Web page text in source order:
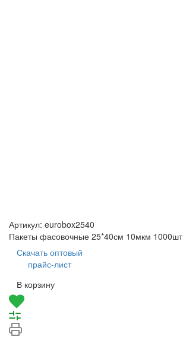
Артикул: eurobox2540
Пакеты фасовочные 25*40см 10мкм 1000шт
Скачать оптовый
прайс-лист
В корзину